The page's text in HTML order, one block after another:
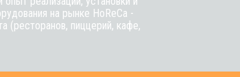
на рынке HoReCa -
(ресторанов, пиццерий, кафе,